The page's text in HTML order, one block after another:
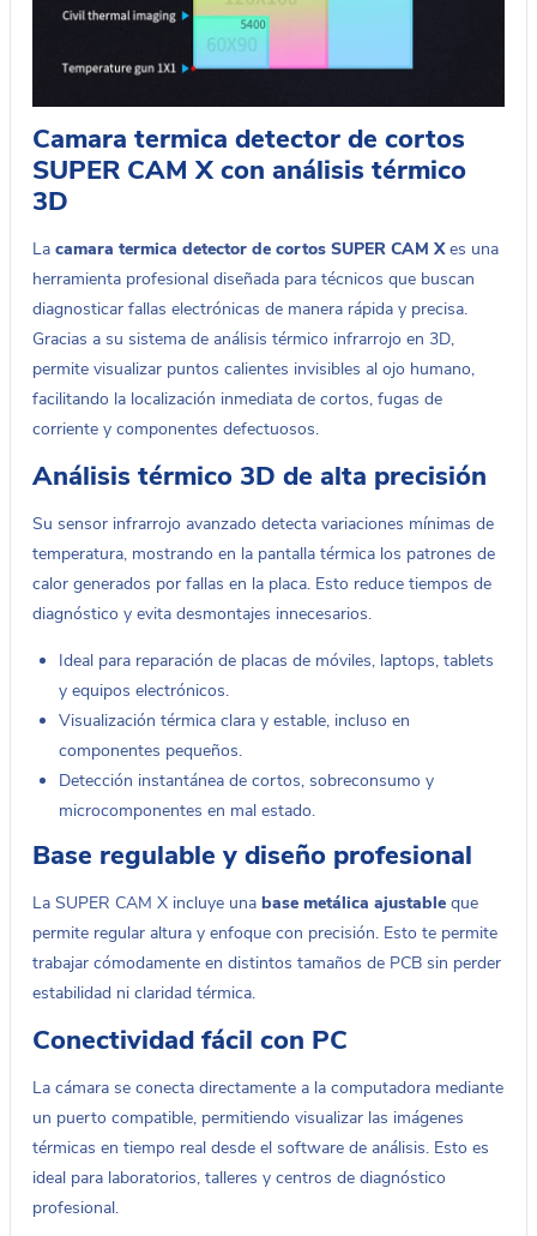
Camara termica detector de cortos
SUPER CAM X con análisis térmico
3D
La camara termica detector de cortos SUPER CAM Xes una
herramienta profesional diseñada para técnicos que buscan
diagnosticar fallas electrónicas de manera rápida y precisa.
Gracias a su sistema de análisis térmico infrarrojo en 3D,
permite visualizar puntos calientes invisibles al ojo humano,
facilitando la localización inmediata de cortos, fugas de
corriente y componentes defectuosos.
Análisis térmico 3D de alta precisión
Su sensor infrarrojo avanzado detecta variaciones mínimas de
temperatura, mostrando en la pantalla térmica los patrones de
calor generados por fallas en la placa. Esto reduce tiempos de
diagnóstico y evita desmontajes innecesarios.
Ideal para reparación de placas de móviles, laptops, tablets
y equipos electrónicos.
Visualización térmica clara y estable, incluso en
componentes pequeños.
Detección instantánea de cortos, sobreconsumo y
microcomponentes en mal estado.
Base regulable y diseño profesional
La SUPER CAM X incluye una base metálica ajustable que
permite regular altura y enfoque con precisión. Esto te permite
trabajar cómodamente en distintos tamaños de PCB sin perder
estabilidad ni claridad térmica.
Conectividad fácil con PC
La cámara se conecta directamente a la computadora mediante
un puerto compatible, permitiendo visualizar las imágenes
térmicas en tiempo real desde el software de análisis. Esto es
ideal para laboratorios, talleres y centros de diagnóstico
profesional.